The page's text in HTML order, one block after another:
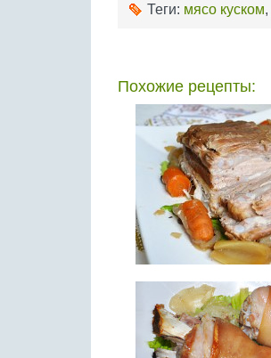
Теги: мясо куском,
Похожие рецепты: